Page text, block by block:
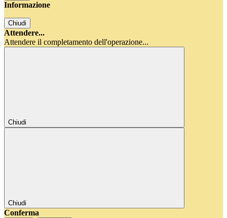
Informazione
Chiudi
Attendere...
Attendere il completamento dell'operazione...
Chiudi
Chiudi
Conferma